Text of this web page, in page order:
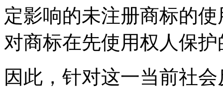
定影响的未注册商标的
对商标在先使用权人保
因此，针对这一当前社